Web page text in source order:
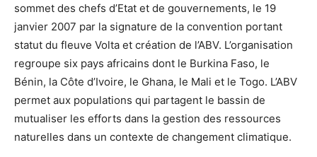
sommet des chefs d’Etat et de gouvernements, le 19
janvier 2007 par la signature de la convention portant
statut du fleuve Volta et création de l’ABV. L’organisation
regroupe six pays africains dont le Burkina Faso, le
Bénin, la Côte d’Ivoire, le Ghana, le Mali et le Togo. L’ABV
permet aux populations qui partagent le bassin de
mutualiser les efforts dans la gestion des ressources
naturelles dans un contexte de changement climatique.